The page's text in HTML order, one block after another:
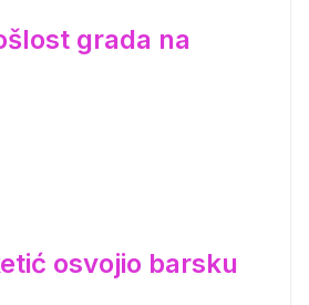
grada na
osvojio barsku